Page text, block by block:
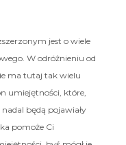
jest o wiele
W odróżnieniu od
ma tutaj tak wielu
umiejętności, które,
będą pojawiały
pomoże Ci